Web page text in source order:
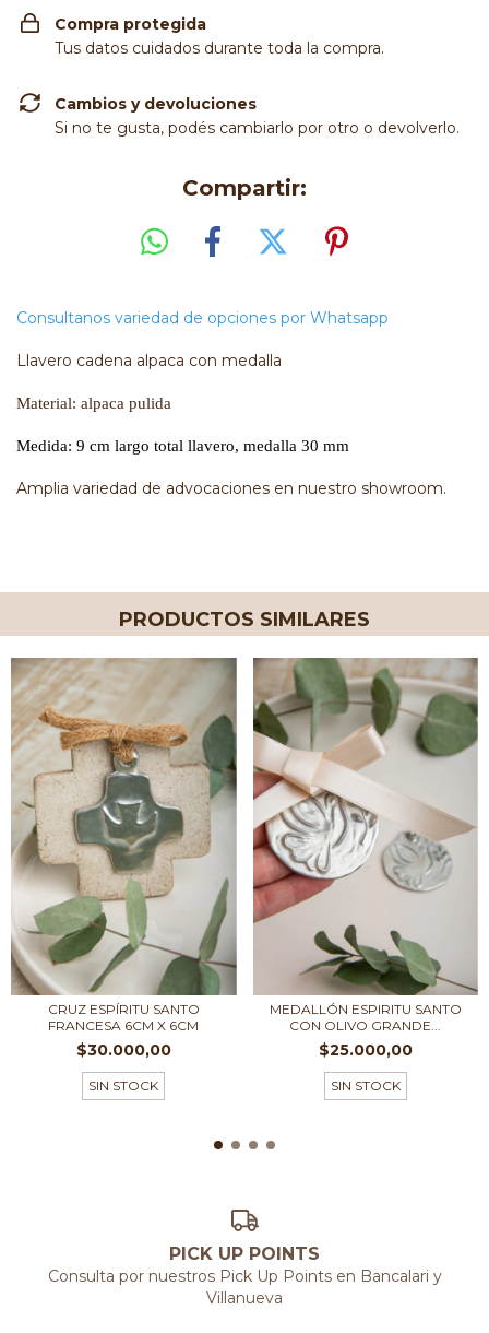
Compra protegida
Tus datos cuidados durante toda la compra.
Cambios y devoluciones
Si no te gusta, podés cambiarlo por otro o devolverlo.
Compartir:
Consultanos variedad de opciones por Whatsapp
Llavero cadena alpaca con medalla
Material: alpaca pulida
Medida: 9 cm largo total llavero, medalla 30 mm
Amplia variedad de advocaciones en nuestro showroom.
PRODUCTOS SIMILARES
CRUZ ESPÍRITU SANTO
FRANCESA 6CM X 6CM
$30.000,00
SIN STOCK
MEDALLÓN ESPIRITU SANTO
CON OLIVO GRANDE...
$25.000,00
SIN STOCK
PICK UP POINTS
Consulta por nuestros Pick Up Points en Bancalari y
Villanueva